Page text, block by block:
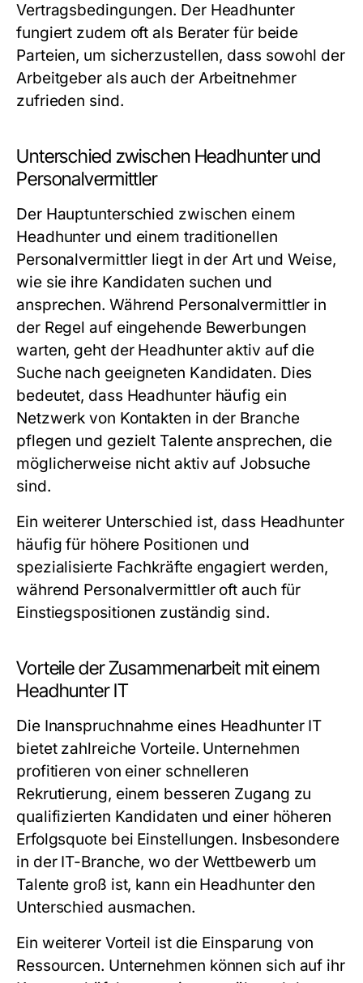
Vertragsbedingungen. Der Headhunter
fungiert zudem oft als Berater für beide
Parteien, um sicherzustellen, dass sowohl der
Arbeitgeber als auch der Arbeitnehmer
zufrieden sind.
Unterschied zwischen Headhunter und
Personalvermittler
Der Hauptunterschied zwischen einem
Headhunter und einem traditionellen
Personalvermittler liegt in der Art und Weise,
wie sie ihre Kandidaten suchen und
ansprechen. Während Personalvermittler in
der Regel auf eingehende Bewerbungen
warten, geht der Headhunter aktiv auf die
Suche nach geeigneten Kandidaten. Dies
bedeutet, dass Headhunter häufig ein
Netzwerk von Kontakten in der Branche
pflegen und gezielt Talente ansprechen, die
möglicherweise nicht aktiv auf Jobsuche
sind.
Ein weiterer Unterschied ist, dass Headhunter
häufig für höhere Positionen und
spezialisierte Fachkräfte engagiert werden,
während Personalvermittler oft auch für
Einstiegspositionen zuständig sind.
Vorteile der Zusammenarbeit mit einem
Headhunter IT
Die Inanspruchnahme eines Headhunter IT
bietet zahlreiche Vorteile. Unternehmen
profitieren von einer schnelleren
Rekrutierung, einem besseren Zugang zu
qualifizierten Kandidaten und einer höheren
Erfolgsquote bei Einstellungen. Insbesondere
in der IT-Branche, wo der Wettbewerb um
Talente groß ist, kann ein Headhunter den
Unterschied ausmachen.
Ein weiterer Vorteil ist die Einsparung von
Ressourcen. Unternehmen können sich auf ihr